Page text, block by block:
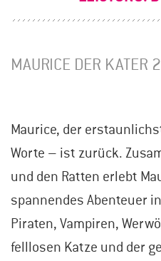
MAURICE DER KATER 2
Maurice, der
Worte – ist zurück.
und den Ratten erlebt
spannendes Abenteuer
Piraten, Vampiren,
felllosen Katze und der